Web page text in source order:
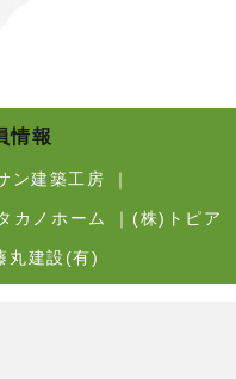
情報
ン建築工房 ｜
カノホーム ｜ (株)トピア
丸建設(有)